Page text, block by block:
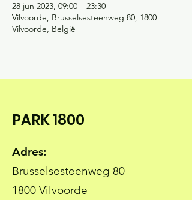
28 jun 2023, 09:00 – 23:30
Vilvoorde, Brusselsesteenweg 80, 1800
Vilvoorde, België
PARK 1800
Adres:
Brusselsesteenweg 80
1800 Vilvoorde